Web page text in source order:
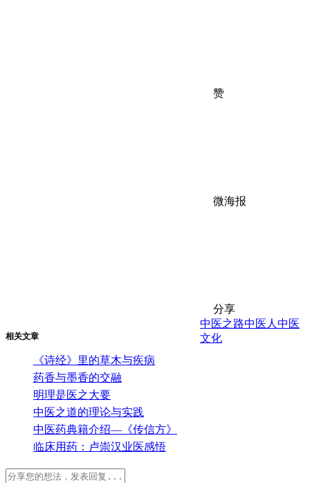
赞
微海报
分享
相关文章
《诗经》里的草木与疾病
药香与墨香的交融
明理是医之大要
中医之道的理论与实践
中医药典籍介绍—《传信方》
临床用药：卢崇汉业医感悟
中医之路中医人 中医
文化